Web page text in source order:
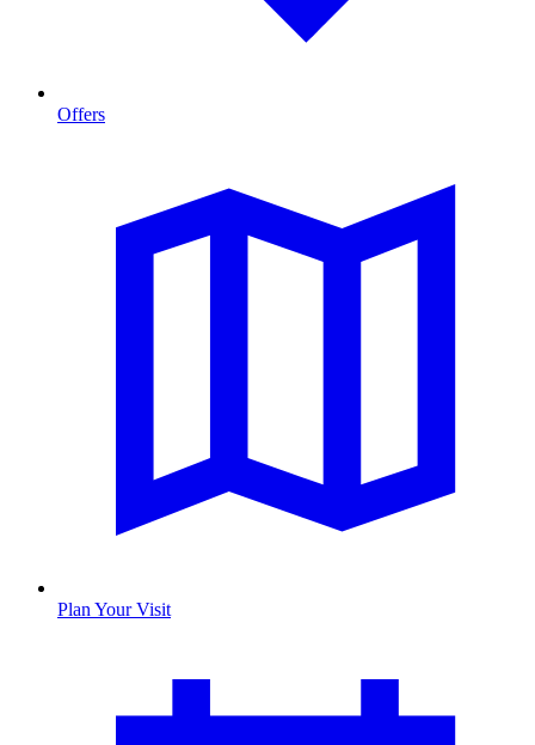
Offers
Plan Your Visit